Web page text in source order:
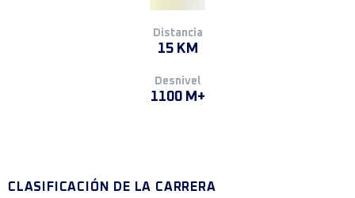
Distancia
15 KM
Desnivel
1100 M+
CLASIFICACIÓN DE LA CARRERA